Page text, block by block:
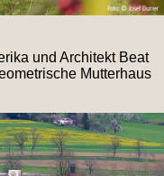
und Architekt Beat
Mutterhaus